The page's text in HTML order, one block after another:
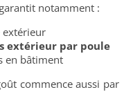
garantit notamment :
extérieur
extérieur par poule
en bâtiment
commence aussi par